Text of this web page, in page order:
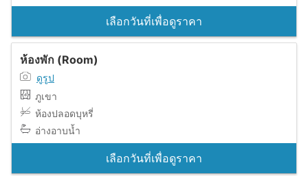
เลือกวันที่เพื่อดูราคา
ห้องพัก (Room)
ดูรูป
ภูเขา
ห้องปลอดบุหรี่
อ่างอาบน้ำ
เลือกวันที่เพื่อดูราคา